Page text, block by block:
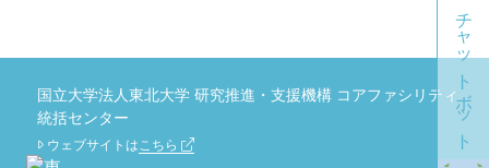
チャットボット
国立大学法人東北大学 研究推進・支援機構 コアファシリティ
統括センター
ウェブサイトはこちら